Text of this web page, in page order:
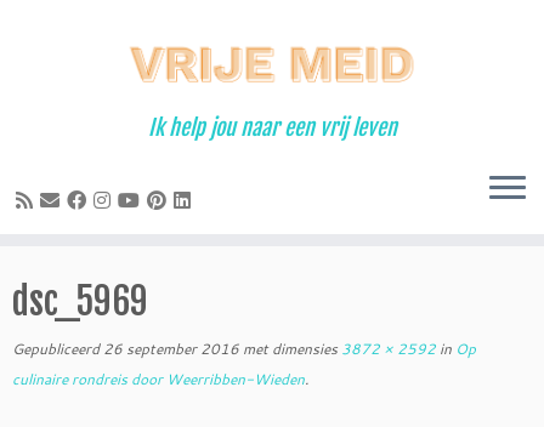
Ik help jou naar een vrij leven
dsc_5969
Gepubliceerd 26 september 2016 met dimensies 3872 × 2592 in Op
culinaire rondreis door Weerribben-Wieden.